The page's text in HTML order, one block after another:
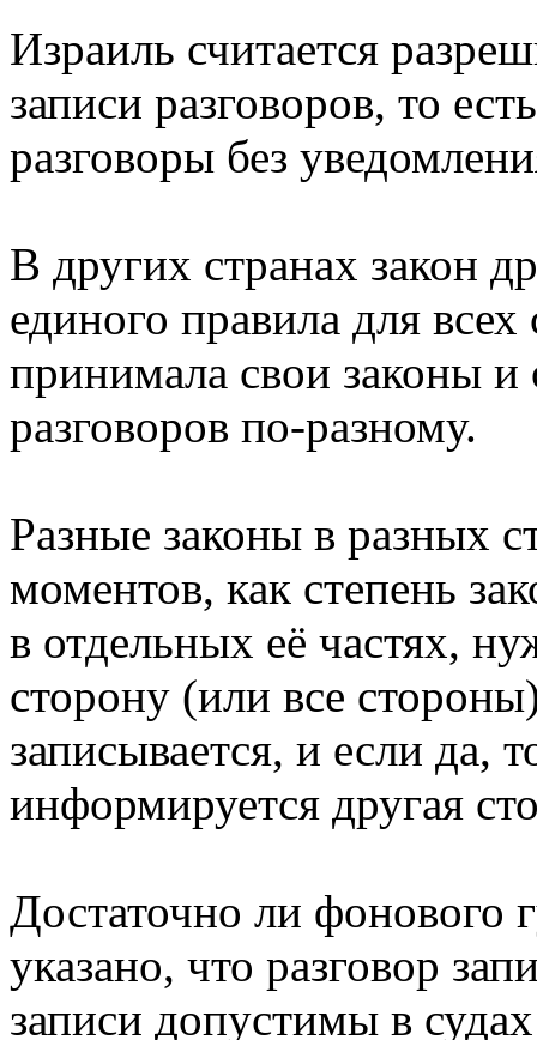
Израиль считается
записи разговоров, то
разговоры без
В других странах закон
единого правила для
принимала свои законы и
разговоров по-разному.
Разные законы в разных
моментов, как степень
в отдельных её частях,
сторону (или все
записывается, и если да,
информируется другая
Достаточно ли фонового
указано, что разговор
записи допустимы в